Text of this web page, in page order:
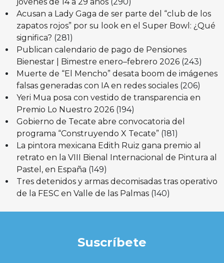
Acusan a Lady Gaga de ser parte del “club de los
zapatos rojos” por su look en el Super Bowl: ¿Qué
significa? (281)
Publican calendario de pago de Pensiones
Bienestar | Bimestre enero–febrero 2026 (243)
Muerte de “El Mencho” desata boom de imágenes
falsas generadas con IA en redes sociales (206)
Yeri Mua posa con vestido de transparencia en
Premio Lo Nuestro 2026 (194)
Gobierno de Tecate abre convocatoria del
programa “Construyendo X Tecate” (181)
La pintora mexicana Edith Ruiz gana premio al
retrato en la VIII Bienal Internacional de Pintura al
Pastel, en España (149)
Tres detenidos y armas decomisadas tras operativo
de la FESC en Valle de las Palmas (140)
Suscríbete